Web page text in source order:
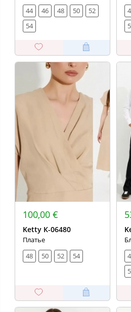
44
46 48 50
52
54
100,00 €
Ketty К-06480
Платье
48
50 52 54